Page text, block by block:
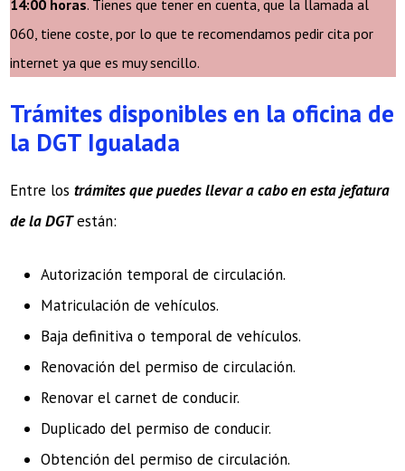
14:00 horas. Tienes que tener en cuenta, que la llamada al
060, tiene coste, por lo que te recomendamos pedir cita por
internet ya que es muy sencillo.
Trámites disponibles en la oficina de
la DGT Igualada
Entre los trámites que puedes llevar a cabo en esta jefatura
de la DGTestán:
Autorización temporal de circulación.
Matriculación de vehículos.
Baja definitiva o temporal de vehículos.
Renovación del permiso de circulación.
Renovar el carnet de conducir.
Duplicado del permiso de conducir.
Obtención del permiso de circulación.